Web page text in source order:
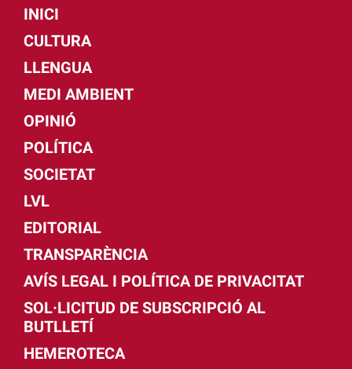
INICI
CULTURA
LLENGUA
MEDI AMBIENT
OPINIÓ
POLÍTICA
SOCIETAT
LVL
EDITORIAL
TRANSPARÈNCIA
AVÍS LEGAL I POLÍTICA DE PRIVACITAT
SOL·LICITUD DE SUBSCRIPCIÓ AL
BUTLLETÍ
HEMEROTECA